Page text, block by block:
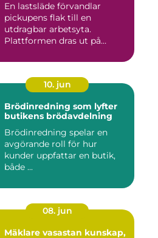
En lastsläde förvandlar
pickupens flak till en
utdragbar arbetsyta.
Plattformen dras ut på
10. jun
Brödinredning som lyfter
butikens brödavdelning
Brödinredning spelar en
avgörande roll för hur
kunder uppfattar en butik,
både ...
08. jun
Mäklare vasastan kunskap,